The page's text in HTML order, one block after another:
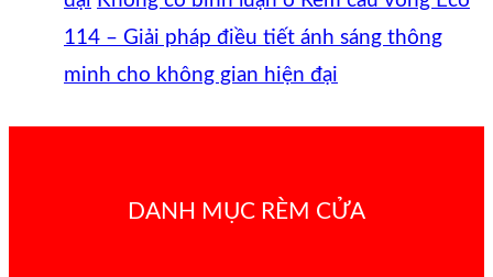
114 – Giải pháp điều tiết ánh sáng thông
minh cho không gian hiện đại
DANH MỤC RÈM CỬA